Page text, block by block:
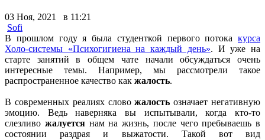
03 Ноя, 2021 в 11:21
Sofi
В прошлом году я была студенткой первого потока курса
Холо-системы «Психогигиена на каждый день». И уже на
старте занятий в общем чате начали обсуждаться очень
интересные темы. Например, мы рассмотрели такое
распространенное качество как жалость.
В современных реалиях словожалость означает негативную
эмоцию. Ведь наверняка вы испытывали, когда кто-то
слезливо жалуетсянам на жизнь, после чего пребываешь в
состоянии раздрая и выжатости. Такой вот вид